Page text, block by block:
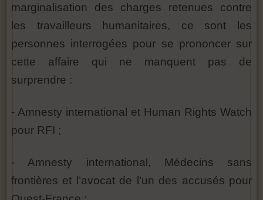
marginalisation des charges retenues contre
les travailleurs humanitaires, ce sont les
personnes interrogées pour se prononcer sur
cette affaire qui ne manquent pas de
surprendre :
- Amnesty international et Human Rights Watch
pour RFI ;
- Amnesty international, Médecins sans
frontières et l’avocat de l’un des accusés pour